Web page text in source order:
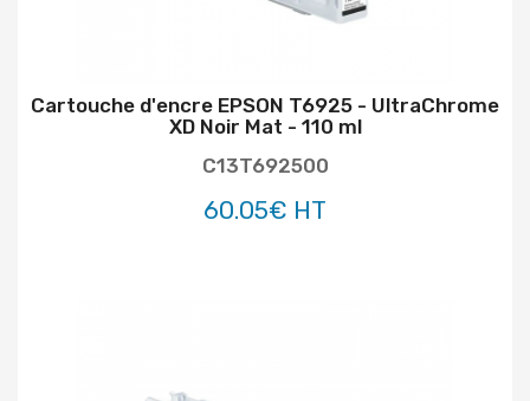
Cartouche d'encre EPSON T6925 - UltraChrome
XD Noir Mat - 110 ml
C13T692500
60.05€ HT